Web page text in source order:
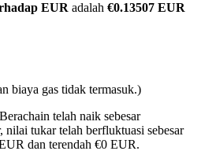
EUR adalah €0.13507 EUR
biaya gas tidak termasuk.)
telah naik sebesar
nilai tukar telah berfluktuasi sebesar
dan terendah €0 EUR.